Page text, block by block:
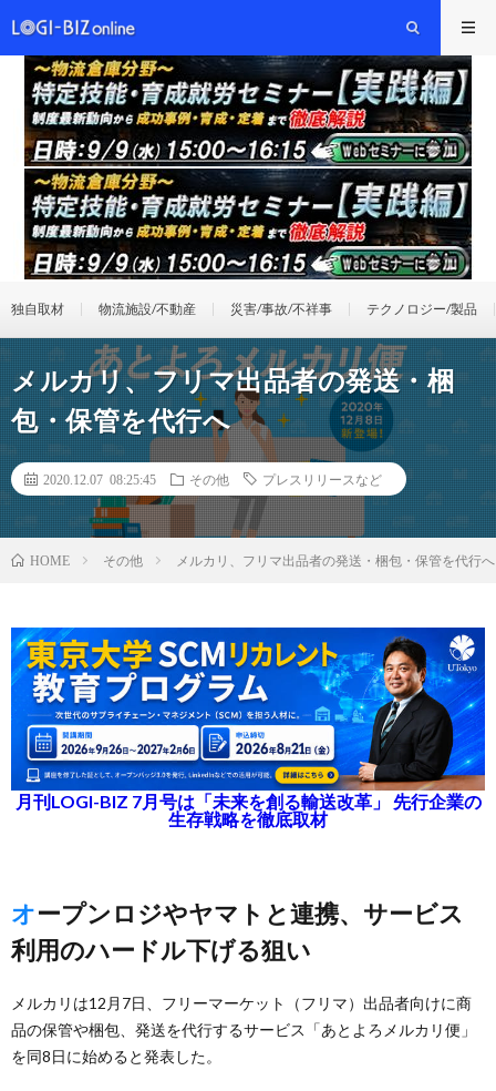
独自取材 物流施設/不動産 災害/事故/不祥事 テクノロジー/製品
メルカリ、フリマ出品者の発送・梱
包・保管を代行へ
2020.12.07 08:25:45 その他 プレスリリースなど
HOME その他 メルカリ、フリマ出品者の発送・梱包・保管を代行へ
月刊LOGI-BIZ 7月号は「未来を創る輸送改革」 先行企業の
生存戦略を徹底取材
オープンロジやヤマトと連携、サービス
利用のハードル下げる狙い
メルカリは12月7日、フリーマーケット（フリマ）出品者向けに商
品の保管や梱包、発送を代行するサービス「あとよろメルカリ便」
を同8日に始めると発表した。